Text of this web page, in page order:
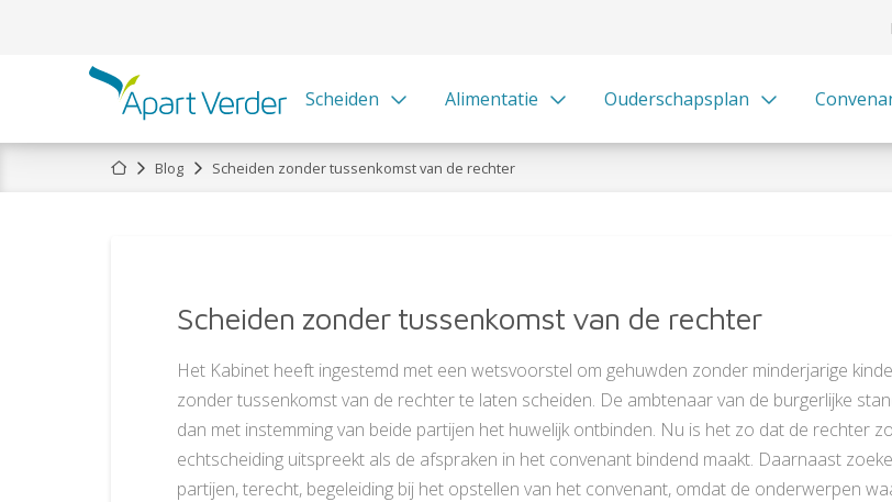
Scheiden Alimentatie Ouderschapsplan
HomeBlog Scheiden zonder tussenkomst van de rechter
Scheiden zonder tussenkomst van de rechter
Het Kabinet heeft ingestemd met een wetsvoorstel om gehuwden zonder minderjarige
zonder tussenkomst van de rechter te laten scheiden. De ambtenaar van de burgerlijke
dan met instemming van beide partijen het huwelijk ontbinden. Nu is het zo dat de rechter
echtscheiding uitspreekt als de afspraken in het convenant bindend maakt. Daarnaast
partijen, terecht, begeleiding bij het opstellen van het convenant, omdat de onderwerpen